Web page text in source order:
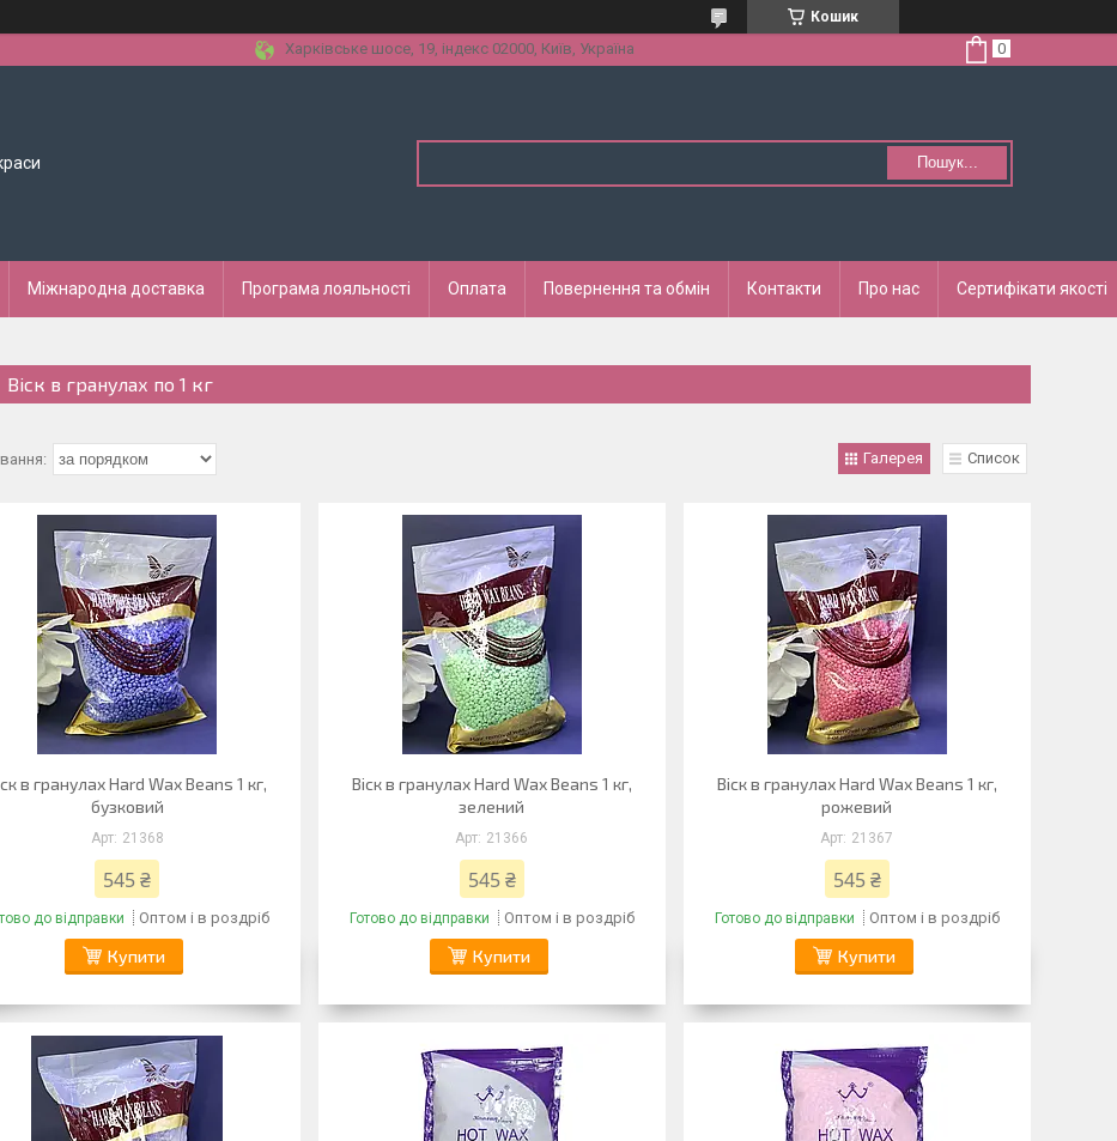
Кошик
Харківське шосе, 19, індекс 02000, Київ, Україна
Пошук...
Міжнародна доставка Програма лояльності Оплата Повернення та обмін Контакти Про нас Сертифікати якості
Віск в гранулах по 1 кг
Галерея Список
в гранулах Hard Wax Beans 1 кг,
бузковий
21368
545 ₴
до відправки Оптом і в роздріб
Купити
Віск в гранулах Hard Wax Beans 1 кг,
зелений
21366
545 ₴
Готово до відправки Оптом і в роздріб
Купити
Віск в гранулах Hard Wax Beans 1 кг,
рожевий
21367
545 ₴
Готово до відправки Оптом і в роздріб
Купити